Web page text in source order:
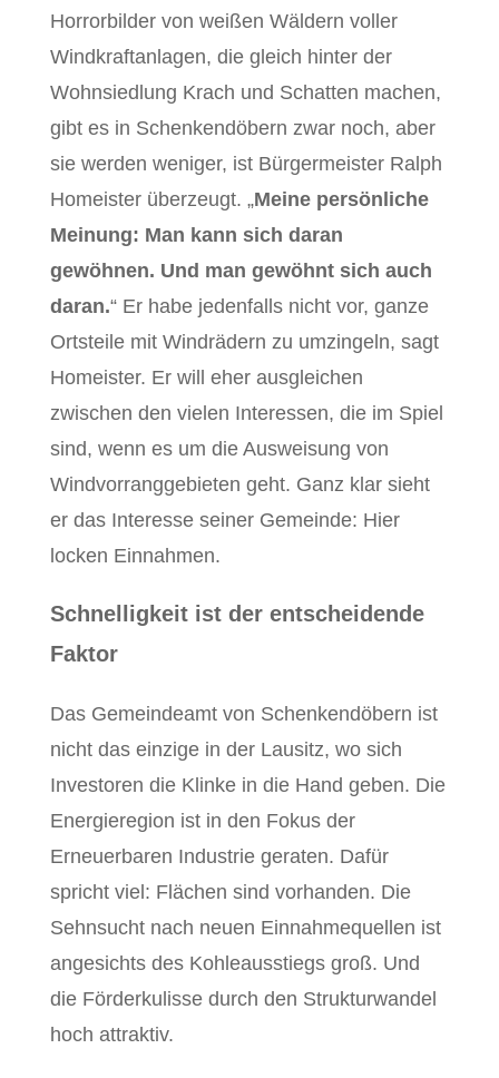
Horrorbilder von weißen Wäldern voller
Windkraftanlagen, die gleich hinter der
Wohnsiedlung Krach und Schatten machen,
gibt es in Schenkendöbern zwar noch, aber
sie werden weniger, ist Bürgermeister Ralph
Homeister überzeugt. „Meine persönliche
Meinung: Man kann sich daran
gewöhnen. Und man gewöhnt sich auch
daran.“ Er habe jedenfalls nicht vor, ganze
Ortsteile mit Windrädern zu umzingeln, sagt
Homeister. Er will eher ausgleichen
zwischen den vielen Interessen, die im Spiel
sind, wenn es um die Ausweisung von
Windvorranggebieten geht. Ganz klar sieht
er das Interesse seiner Gemeinde: Hier
locken Einnahmen.
Schnelligkeit ist der entscheidende
Faktor
Das Gemeindeamt von Schenkendöbern ist
nicht das einzige in der Lausitz, wo sich
Investoren die Klinke in die Hand geben. Die
Energieregion ist in den Fokus der
Erneuerbaren Industrie geraten. Dafür
spricht viel: Flächen sind vorhanden. Die
Sehnsucht nach neuen Einnahmequellen ist
angesichts des Kohleausstiegs groß. Und
die Förderkulisse durch den Strukturwandel
hoch attraktiv.